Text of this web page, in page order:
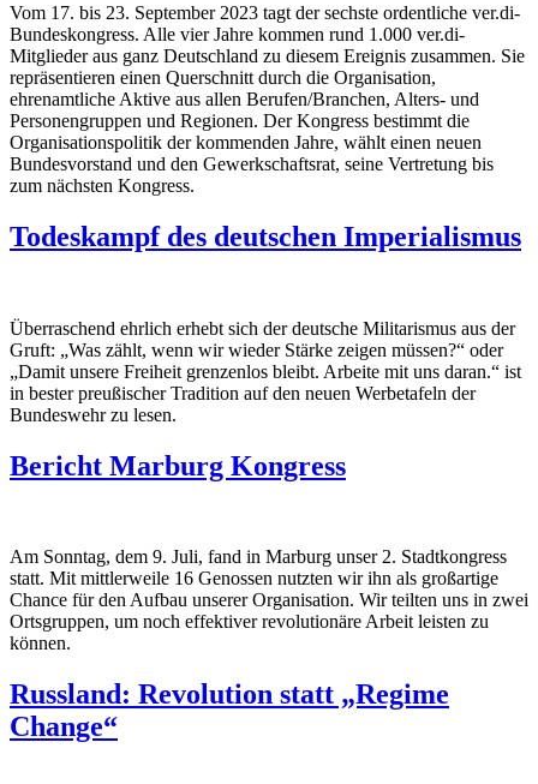
Vom 17. bis 23. September 2023 tagt der sechste ordentliche ver.di-
Bundeskongress. Alle vier Jahre kommen rund 1.000 ver.di-
Mitglieder aus ganz Deutschland zu diesem Ereignis zusammen. Sie
repräsentieren einen Querschnitt durch die Organisation,
ehrenamtliche Aktive aus allen Berufen/Branchen, Alters- und
Personengruppen und Regionen. Der Kongress bestimmt die
Organisationspolitik der kommenden Jahre, wählt einen neuen
Bundesvorstand und den Gewerkschaftsrat, seine Vertretung bis
zum nächsten Kongress.
Todeskampf des deutschen Imperialismus
Überraschend ehrlich erhebt sich der deutsche Militarismus aus der
Gruft: „Was zählt, wenn wir wieder Stärke zeigen müssen?“ oder
„Damit unsere Freiheit grenzenlos bleibt. Arbeite mit uns daran.“ ist
in bester preußischer Tradition auf den neuen Werbetafeln der
Bundeswehr zu lesen.
Bericht Marburg Kongress
Am Sonntag, dem 9. Juli, fand in Marburg unser 2. Stadtkongress
statt. Mit mittlerweile 16 Genossen nutzten wir ihn als großartige
Chance für den Aufbau unserer Organisation. Wir teilten uns in zwei
Ortsgruppen, um noch effektiver revolutionäre Arbeit leisten zu
können.
Russland: Revolution statt „Regime
Change“